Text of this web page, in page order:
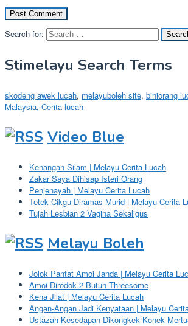
Search for:
Stimelayu Search Terms
skodeng awek lucah, melayuboleh site, biniorang
Malaysia, Cerita lucah
Video Blue
Kenangan Silam | Melayu Cerita Lucah
Zakar Saya Dihisap Isteri Orang
Penjenayah | Melayu Cerita Lucah
Tetek Cikgu Diramas Murid | Melayu Cerita
Tujah Lesbian 2 Vagina Sekaligus
Melayu Boleh
Jolok Pantat Amoi Janda | Melayu Cerita
Amoi Dirodok 2 Butuh Threesome
Kena Jilat | Melayu Cerita Lucah
Angan-Angan Jadi Kenyataan | Melayu
Ustazah Kesedapan Dikongkek Konek